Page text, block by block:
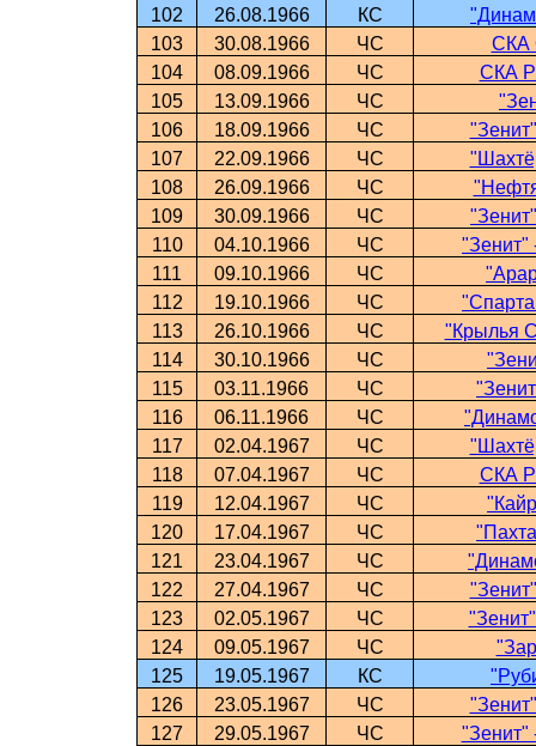
102
26.08.1966 КС
103
30.08.1966 ЧС
СКА
104
08.09.1966 ЧС
СКА
105
13.09.1966 ЧС
106
18.09.1966 ЧС
107
22.09.1966 ЧС
108
26.09.1966 ЧС
109
30.09.1966 ЧС
110
04.10.1966 ЧС
"Зенит"
111
09.10.1966 ЧС
112
19.10.1966 ЧС
113
26.10.1966 ЧС
"Крылья
114
30.10.1966 ЧС
115
03.11.1966 ЧС
116
06.11.1966 ЧС
117
02.04.1967 ЧС
118
07.04.1967 ЧС
СКА
119
12.04.1967 ЧС
120
17.04.1967 ЧС
121
23.04.1967 ЧС
122
27.04.1967 ЧС
123
02.05.1967 ЧС
124
09.05.1967 ЧС
125
19.05.1967 КС
126
23.05.1967 ЧС
127
29.05.1967 ЧС
"Зенит"